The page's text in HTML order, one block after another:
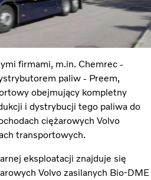
firmami, m.in. Chemrec -
paliw - Preem,
obejmujący kompletny
i dystrybucji tego paliwa do
ciężarowych Volvo
transportowych.
eksploatacji znajduje się
Volvo zasilanych Bio-DME